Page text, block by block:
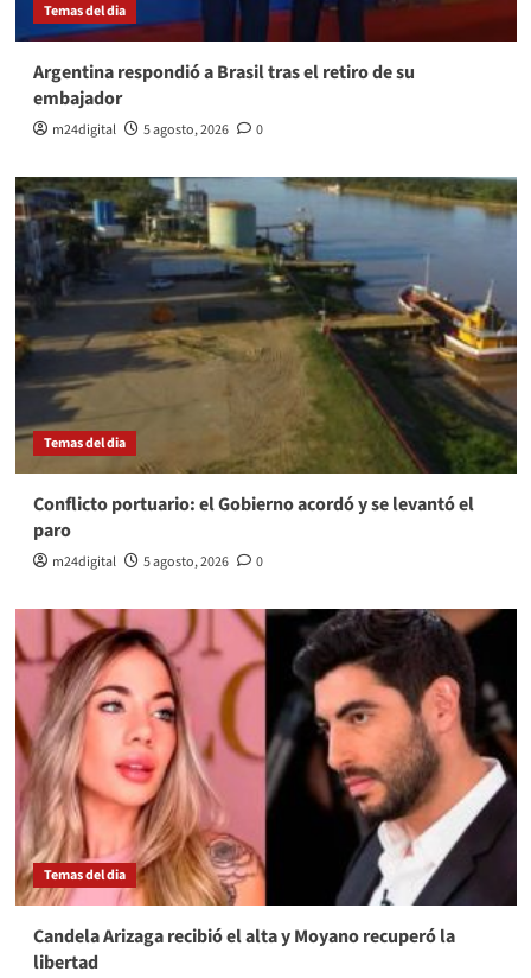
Temas del dia
Argentina respondió a Brasil tras el retiro de su
embajador
m24digital 5 agosto, 2026 0
Temas del dia
Conflicto portuario: el Gobierno acordó y se levantó el
paro
m24digital 5 agosto, 2026 0
Temas del dia
Candela Arizaga recibió el alta y Moyano recuperó la
libertad